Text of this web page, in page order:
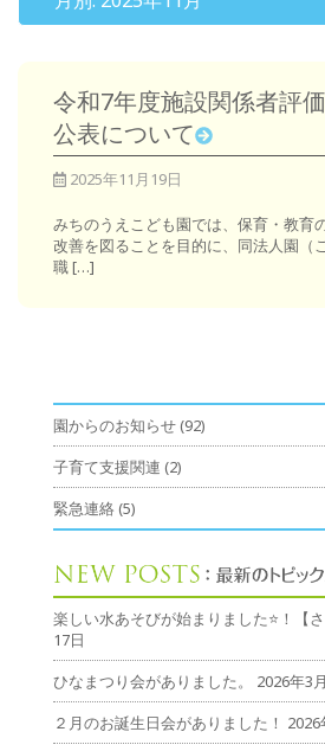
令和7年度施設関係者評
公表について
2025年11月19日
みちのうえこども園では、保育・教育
改善を図ることを目的に、同法人園（
職 […]
園からのお知らせ(92)
子育て支援関連 (2)
緊急連絡 (5)
楽しい水あそびが始まりました⭐！【さ
17日
ひなまつり会がありました。
2026年3
２月のお誕生日会がありました！ 2026